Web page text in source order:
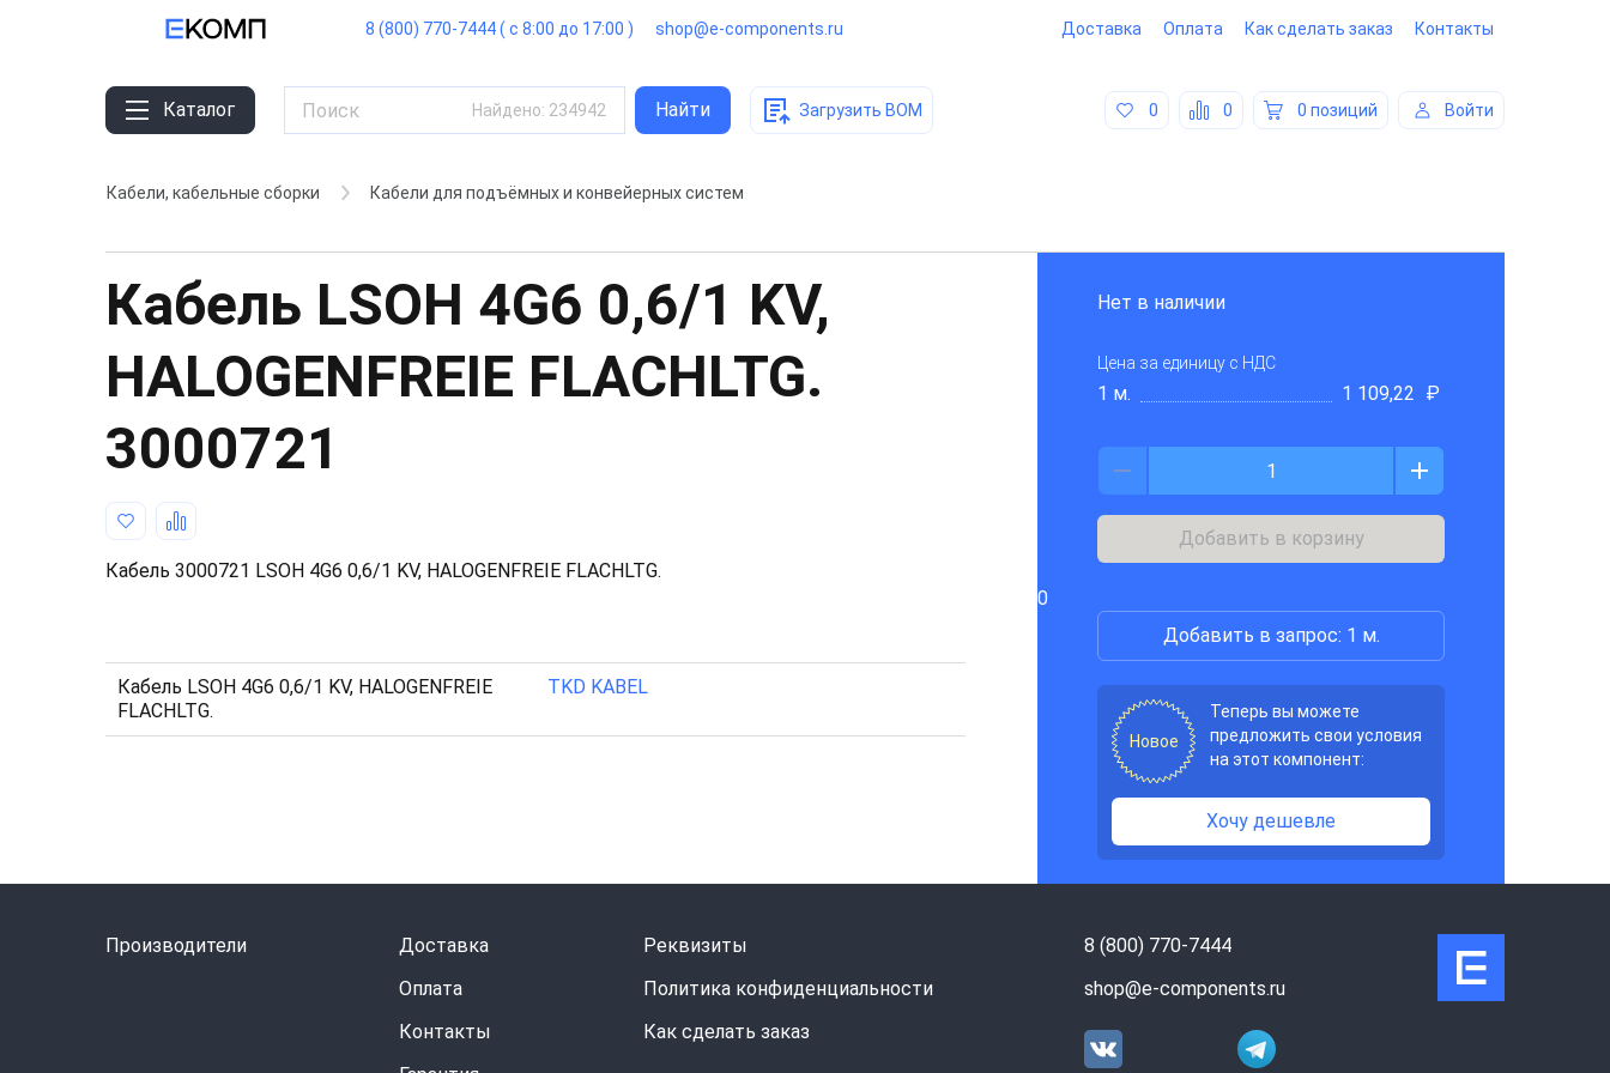
8 (800) 770-7444 ( с 8:00 до 17:00 ) shop@e-components.ru Доставка Оплата Как сделать заказ Контакты
Каталог Найдено: 234942 Найти Загрузить BOM 0 0 0 позиций Войти
Кабели, кабельные сборки Кабели для подъёмных и конвейерных систем
Кабель LSOH 4G6 0,6/1 KV,
HALOGENFREIE FLACHLTG.
3000721
Кабель 3000721 LSOH 4G6 0,6/1 KV, HALOGENFREIE FLACHLTG.
Кабель LSOH 4G6 0,6/1 KV, HALOGENFREIE
FLACHLTG.
TKD KABEL
Нет в наличии
Цена за единицу с НДС
1 м. 1 109,22 ₽
Добавить в корзину
0
Добавить в запрос: 1 м.
Новое
Теперь вы можете
предложить свои условия
на этот компонент:
Хочу дешевле
Производители
Доставка
Оплата
Контакты
Реквизиты
Политика конфиденциальности
Как сделать заказ
8 (800) 770-7444
shop@e-components.ru